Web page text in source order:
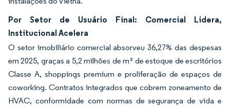
Por Setor de Usuário Final: Comercial Lidera,
Institucional Acelera
O setor imobiliário comercial absorveu 36,27% das despesas
em 2025, graças a 5,2 milhões de m² de estoque de escritórios
Classe A, shoppings premium e proliferação de espaços de
coworking. Contratos integrados que cobrem zoneamento de
HVAC, conformidade com normas de segurança de vida e